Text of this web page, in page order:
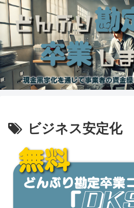
ビジネス安定化